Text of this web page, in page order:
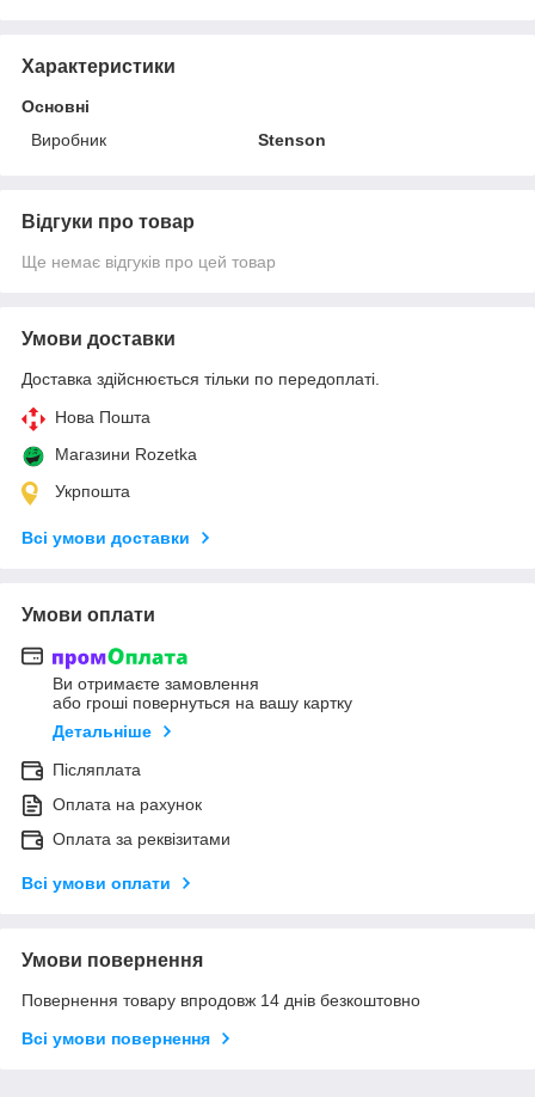
Характеристики
Основні
Виробник
Stenson
Відгуки про товар
Ще немає відгуків про цей товар
Умови доставки
Доставка здійснюється тільки по передоплаті.
Нова Пошта
Магазини Rozetka
Укрпошта
Всі умови доставки
Умови оплати
Ви отримаєте замовлення
або гроші повернуться на вашу картку
Детальніше
Післяплата
Оплата на рахунок
Оплата за реквізитами
Всі умови оплати
Умови повернення
Повернення товару впродовж 14 днів безкоштовно
Всі умови повернення